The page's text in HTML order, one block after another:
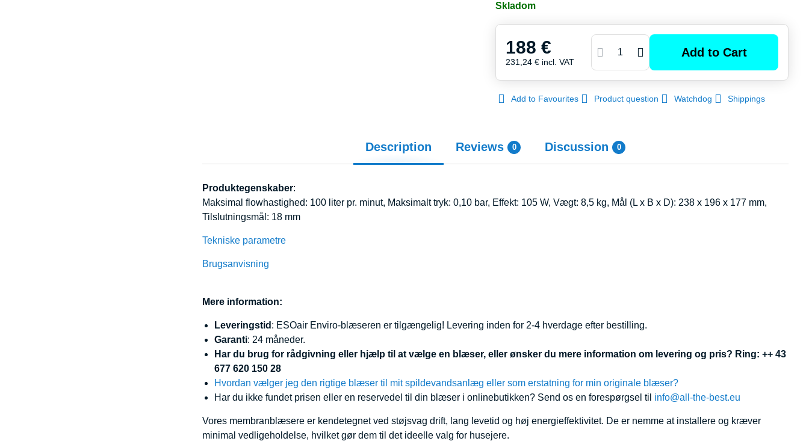
Skladom
188 €
231,24 € incl. VAT
Add to Cart
Add to Favourites Product question Watchdog Shippings
Description Reviews 0 Discussion 0
Produktegenskaber:
Maksimal flowhastighed: 100 liter pr. minut, Maksimalt tryk: 0,10 bar, Effekt: 105 W, Vægt: 8,5 kg, Mål (L x B x D): 238 x 196 x 177 mm,
Tilslutningsmål: 18 mm
Tekniske parametre
Brugsanvisning
Mere information:
Leveringstid : ESOair Enviro-blæseren er tilgængelig! Levering inden for 2-4 hverdage efter bestilling.
Garanti: 24 måneder.
Har du brug for rådgivning eller hjælp til at vælge en blæser, eller ønsker du mere information om levering og pris? Ring: ++ 43
677 620 150 28
Hvordan vælger jeg den rigtige blæser til mit spildevandsanlæg eller som erstatning for min originale blæser?
Har du ikke fundet prisen eller en reservedel til din blæser i onlinebutikken? Send os en forespørgsel til info@all-the-best.eu
Vores membranblæsere er kendetegnet ved støjsvag drift, lang levetid og høj energieffektivitet. De er nemme at installere og kræver
minimal vedligeholdelse, hvilket gør dem til det ideelle valg for husejere.